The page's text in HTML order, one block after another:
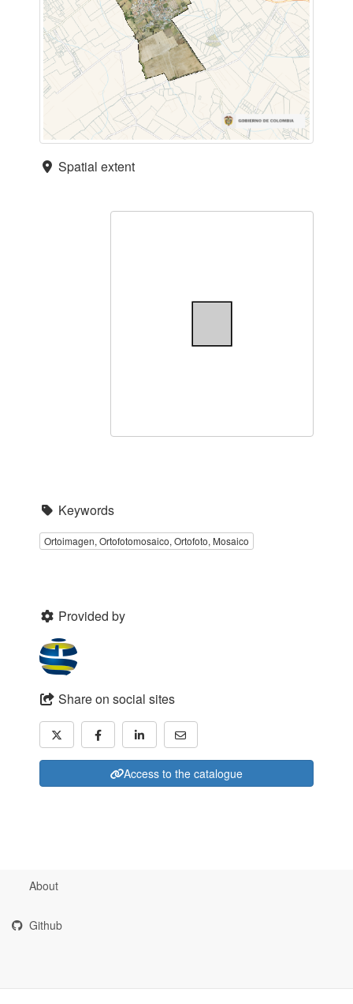
Spatial extent
Keywords
Ortoimagen, Ortofotomosaico, Ortofoto, Mosaico
Provided by
Share on social sites
Access to the catalogue
About
Github